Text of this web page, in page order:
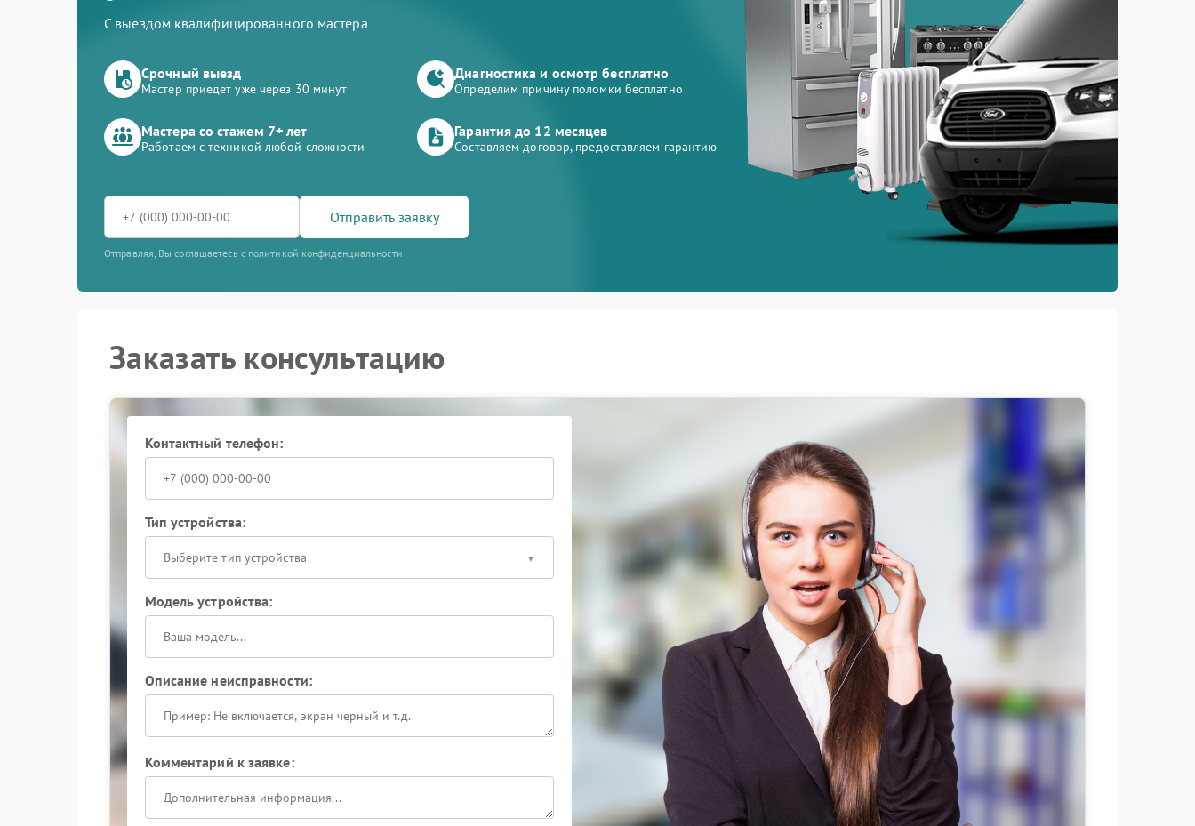
С выездом квалифицированного мастера
Срочный выезд
Мастер приедет уже через 30 минут
Диагностика и осмотр бесплатно
Определим причину поломки бесплатно
Мастера со стажем 7+ лет
Работаем с техникой любой сложности
Гарантия до 12 месяцев
Составляем договор, предоставляем гарантию
Отправить заявку
Отправляя, Вы соглашаетесь с политикой конфиденциальности
Заказать консультацию
Контактный телефон:
Тип устройства:
Выберите тип устройства
Модель устройства:
Описание неисправности:
Комментарий к заявке: